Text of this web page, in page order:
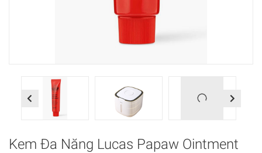
Previous Next
Kem Đa Năng Lucas Papaw Ointment